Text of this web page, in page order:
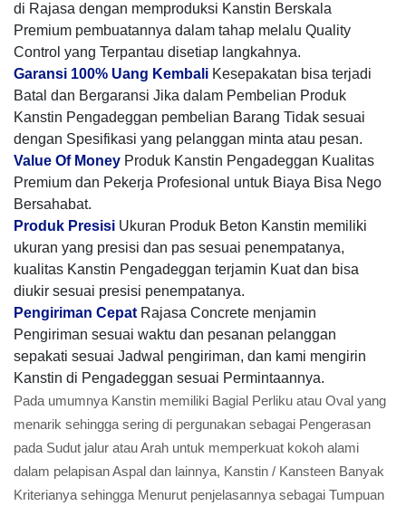
di Rajasa dengan memproduksi Kanstin Berskala
Premium pembuatannya dalam tahap melalu Quality
Control yang Terpantau disetiap langkahnya.
Garansi 100% Uang Kembali Kesepakatan bisa terjadi
Batal dan Bergaransi Jika dalam Pembelian Produk
Kanstin Pengadeggan pembelian Barang Tidak sesuai
dengan Spesifikasi yang pelanggan minta atau pesan.
Value Of Money Produk Kanstin Pengadeggan Kualitas
Premium dan Pekerja Profesional untuk Biaya Bisa Nego
Bersahabat.
Produk Presisi Ukuran Produk Beton Kanstin memiliki
ukuran yang presisi dan pas sesuai penempatanya,
kualitas Kanstin Pengadeggan terjamin Kuat dan bisa
diukir sesuai presisi penempatanya.
Pengiriman Cepat Rajasa Concrete menjamin
Pengiriman sesuai waktu dan pesanan pelanggan
sepakati sesuai Jadwal pengiriman, dan kami mengirin
Kanstin di Pengadeggan sesuai Permintaannya.
Pada umumnya Kanstin memiliki Bagial Perliku atau Oval yang
menarik sehingga sering di pergunakan sebagai Pengerasan
pada Sudut jalur atau Arah untuk memperkuat kokoh alami
dalam pelapisan Aspal dan lainnya, Kanstin / Kansteen Banyak
Kriterianya sehingga Menurut penjelasannya sebagai Tumpuan